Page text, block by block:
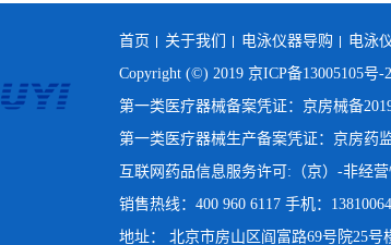
首页 关于我们 电泳仪器导购 电泳
Copyright (©) 2019 京ICP备13005105号-2
第一类医疗器械备案凭证：京房械备
第一类医疗器械生产备案凭证：京房药
互联网药品信息服务许可:（京）-非经
销售热线：400 960 6117 手机：
地址： 北京市房山区阎富路69号院25号